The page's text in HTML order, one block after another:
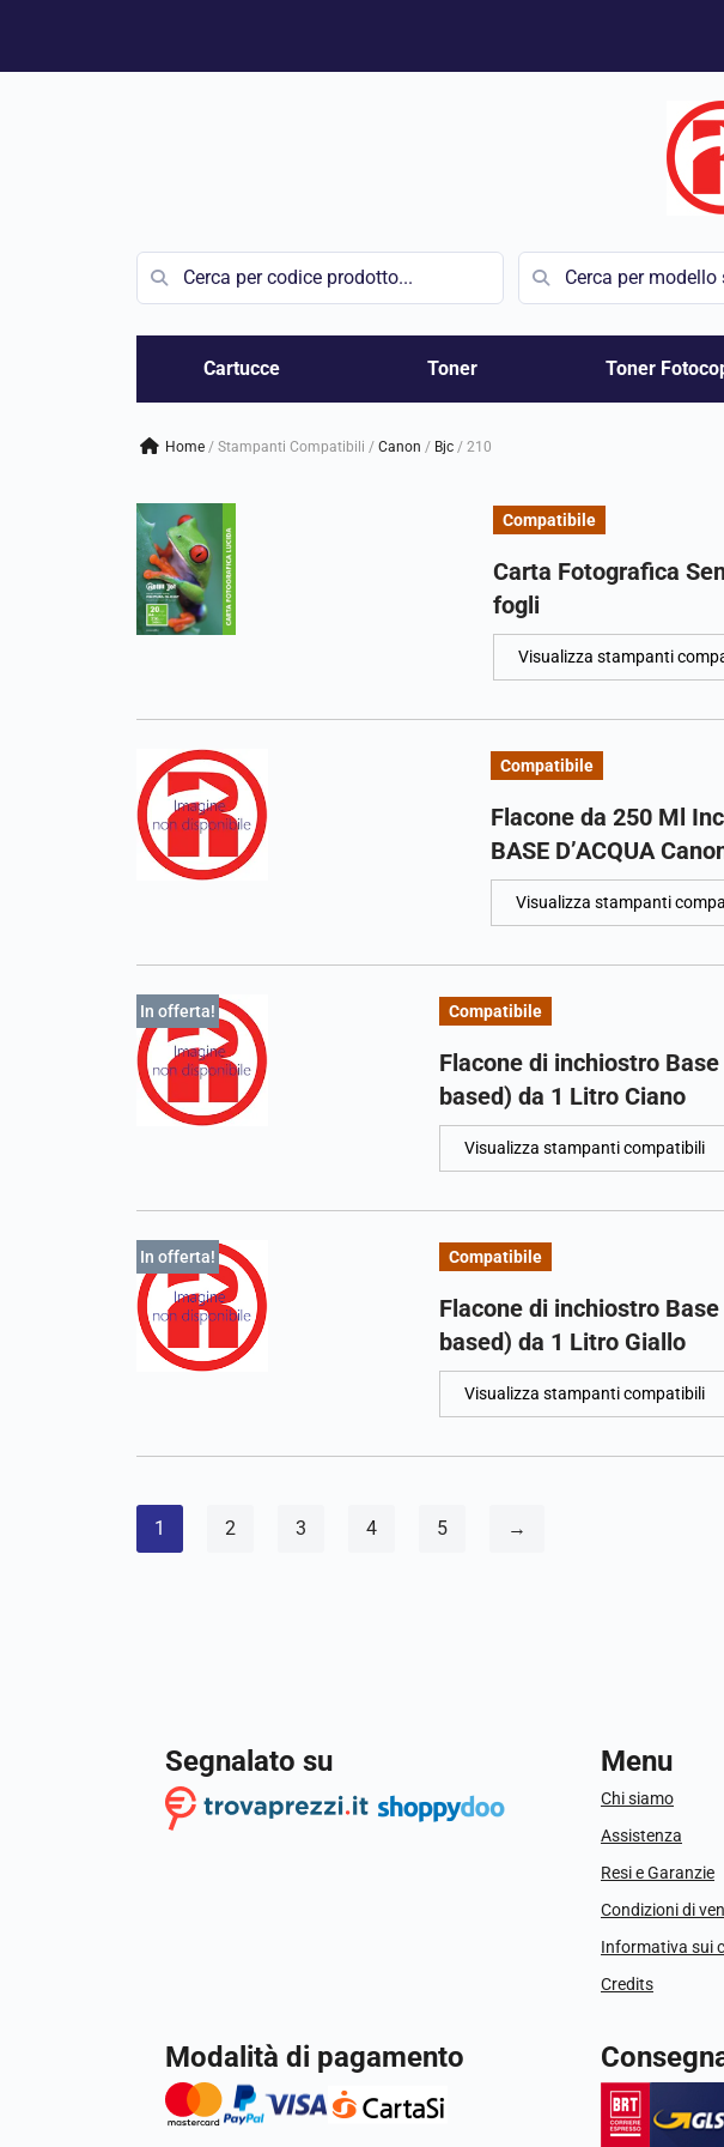
Vai
Cartucce Toner Toner
Home / Stampanti Compatibili / canon / bjc / 210
Compatibile
Carta Fotografica
fogli
Visualizza stampanti
Compatibile
Flacone da 250 Ml
BASE D’ACQUA
Visualizza stampanti
In offerta! Compatibile
Flacone di inchiostro
based) da 1 Litro Ciano
Visualizza stampanti compatibili
In offerta! Compatibile
Flacone di inchiostro
based) da 1 Litro Giallo
Visualizza stampanti compatibili
1 2 3 4 5 →
Segnalato su Menu
Chi siamo
Assistenza
Resi e Garanzie
Condizioni di
Informativa sui
Credits
Modalità di pagamento